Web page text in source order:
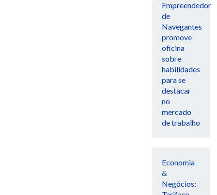
Empreendedor
de
Navegantes
promove
oficina
sobre
habilidades
para se
destacar
no
mercado
de trabalho
Economia
&
Negócios: